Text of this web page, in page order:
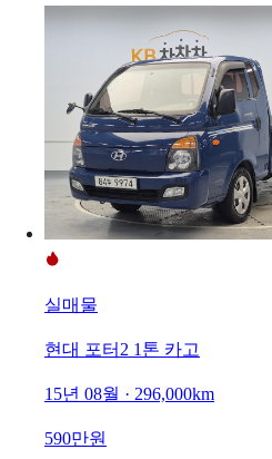
실매물
현대 포터2 1톤 카고
15년 08월 · 296,000km
590만원